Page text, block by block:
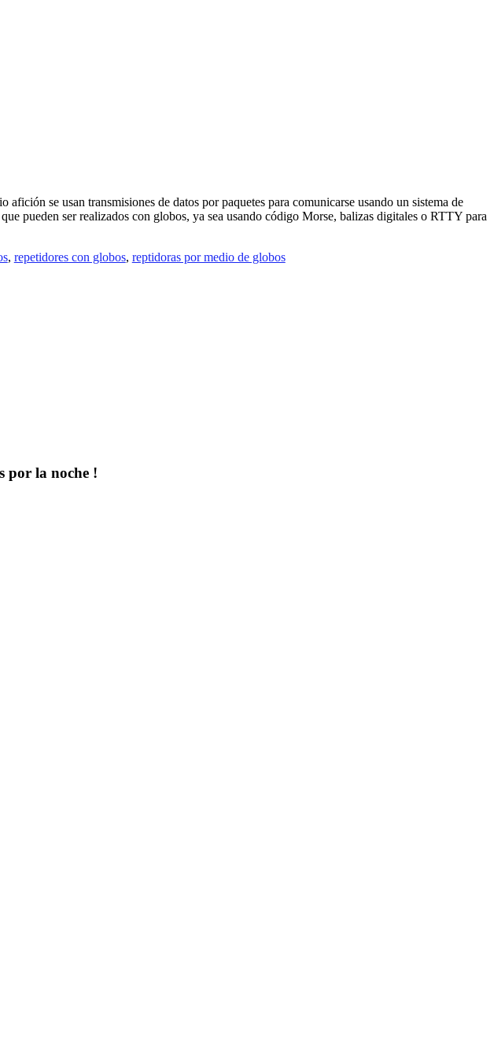
se usan transmisiones de datos por paquetes para comunicarse usando un sistema de
pueden ser realizados con globos, ya sea usando código Morse, balizas digitales o RTTY para
, repetidores con globos, reptidoras por medio de globos
por la noche !